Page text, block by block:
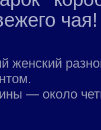
чая!
— около